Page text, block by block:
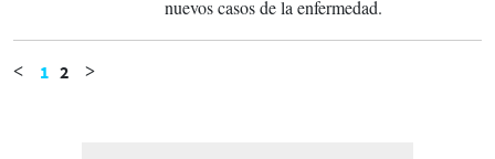
nuevos casos de la enfermedad.
< 1 2 >